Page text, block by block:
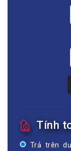
Tính
Trả trên